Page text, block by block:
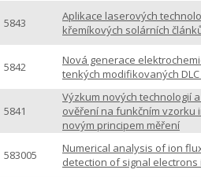
5843
Aplikace laserových
křemíkových solárních
5842
Nová generace
tenkých modifikovaných
5841
Výzkum nových technologií
ověření na funkčním
novým principem měření
583005
Numerical analysis of ion
detection of signal electrons